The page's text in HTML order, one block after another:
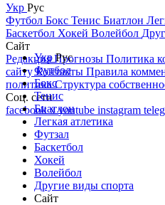
Укр Рус
Футбол Бокс Тенис Биатлон
Баскетбол Хокей Волейбол
Сайт
РедакцияПрогнозы Политика
сайтуКонтакты Правила
политикаСтруктура
Соц. сети
facebookxyoutube instagram
УкрРус
Футбол
Бокс
Тенис
Биатлон
Легкая атлетика
Футзал
Баскетбол
Хокей
Волейбол
Другие виды спорта
Сайт